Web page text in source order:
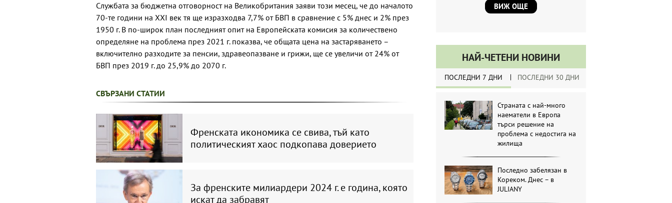
Службата за бюджетна отговорност на Великобритания заяви този месец, че до началото
70-те години на XXI век тя ще изразходва 7,7% от БВП в сравнение с 5% днес и 2% през
1950 г. В по-широк план последният опит на Европейската комисия за количествено
определяне на проблема през 2021 г. показва, че общата цена на застаряването –
включително разходите за пенсии, здравеопазване и грижи, ще се увеличи от 24% от
БВП през 2019 г. до 25,9% до 2070 г.
СВЪРЗАНИ СТАТИИ
Френската икономика се свива, тъй като
политическият хаос подкопава доверието
За френските милиардери 2024 г. е година, която
искат да забравят
ВИЖ ОЩЕ
НАЙ-ЧЕТЕНИ НОВИНИ
ПОСЛЕДНИ 7 ДНИ ПОСЛЕДНИ 30 ДНИ
Страната с най-много
наематели в Европа
търси решение на
проблема с недостига на
жилища
Последно забелязан в
Кореком. Днес – в
JULIANY